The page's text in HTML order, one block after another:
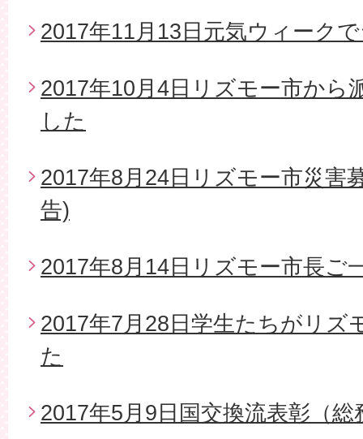
2017年11月13日元気ウィーク
2017年10月4日リズモー市から
した
2017年8月24日リズモー市災害
告)
2017年8月14日リズモー市長ご
2017年7月28日学生たちがリズ
た
2017年5月9日国交換流表彰（総